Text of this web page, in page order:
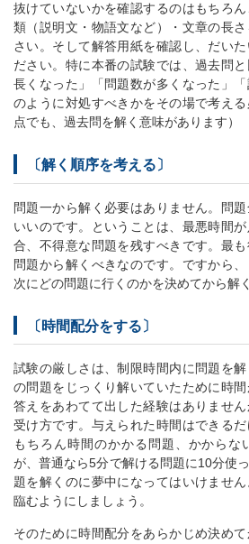
抜けていないかを確認するのはもちろ
類（説明文・物語文など）・文章の長
さい。そして解答用紙を確認し、だい
ださい。特に本番の試験では、過去問
長くなった」「問題数が多くなった」
のように対処すべきかをその場で考え
点でも、過去問を解く意味があります）
〔解く順序を考える〕
問題一から解く必要はありません。問
いいのです。ということは、最悪時間
合、不得意な問題を残すべきです。最
問題から解くべきなのです。ですから、
次にどの問題に行くのかを決めてから解
〔時間配分をする〕
試験の厳しさは、制限時間内に問題を
の問題をじっくり解いていたために時
答えをあわてて出した経験はありませ
受け方です。与えられた時間はできるだ
もちろん時間のかかる問題、かからな
が、普通なら5分で解ける問題に10分使
題を解くのに夢中になってはいけませ
臨むようにしましょう。
そのために時間配分をあらかじめ決め